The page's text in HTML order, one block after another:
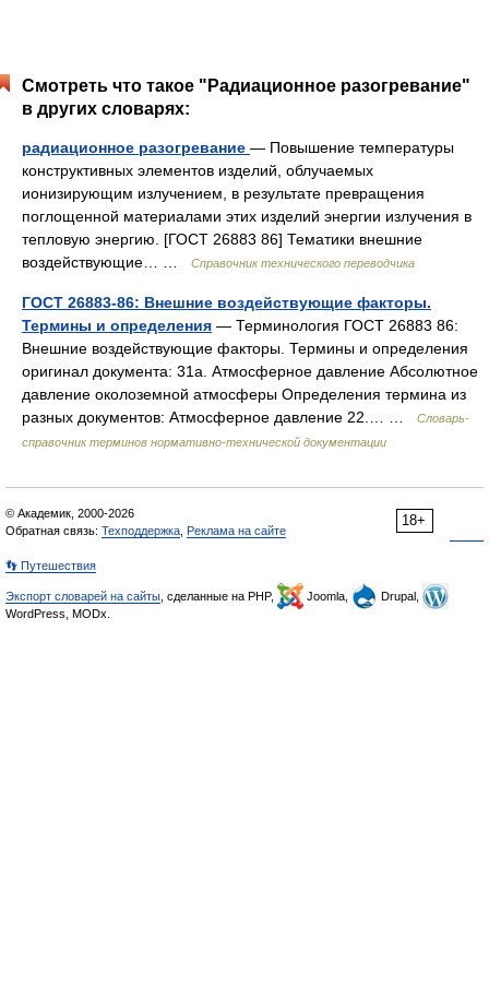
Смотреть что такое "Радиационное разогревание"
в других словарях:
радиационное разогревание — Повышение температуры
конструктивных элементов изделий, облучаемых
ионизирующим излучением, в результате превращения
поглощенной материалами этих изделий энергии излучения в
тепловую энергию. [ГОСТ 26883 86] Тематики внешние
воздействующие… …
Справочник технического переводчика
ГОСТ 26883-86: Внешние воздействующие факторы.
Термины и определения — Терминология ГОСТ 26883 86:
Внешние воздействующие факторы. Термины и определения
оригинал документа: 31а. Атмосферное давление Абсолютное
давление околоземной атмосферы Определения термина из
разных документов: Атмосферное давление 22.… …
Словарь-
справочник терминов нормативно-технической документации
18+
© Академик, 2000-2026
Обратная связь: Техподдержка Реклама на сайте
👣 Путешествия
Экспорт словарей на сайты , сделанные на PHP, Joomla,
Drupal,
WordPress, MODx.